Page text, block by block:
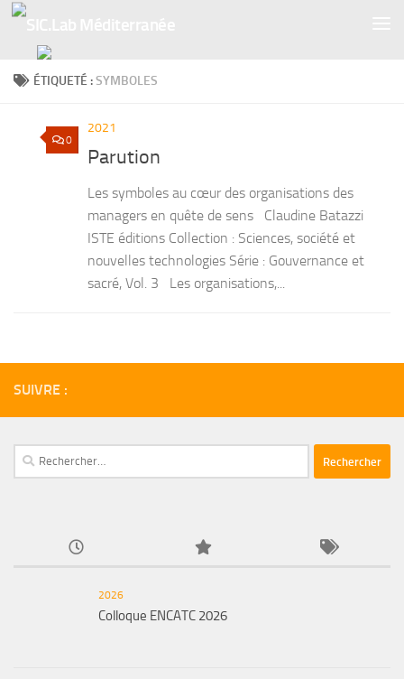
ÉTIQUETÉ :SYMBOLES
0
2021
Parution
Les symboles au cœur des organisations des
managers en quête de sens Claudine Batazzi
ISTE éditions Collection : Sciences, société et
nouvelles technologies Série : Gouvernance et
sacré, Vol. 3 Les organisations,...
SUIVRE :
Rechercher :
2026
Colloque ENCATC 2026